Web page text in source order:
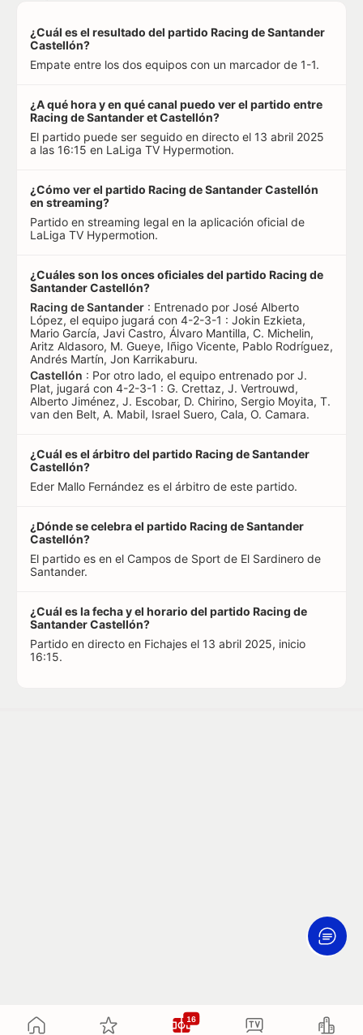
16
¿Cuál es el resultado del partido Racing de Santander
Castellón?
Empate entre los dos equipos con un marcador de 1-1.
¿A qué hora y en qué canal puedo ver el partido entre
Racing de Santander et Castellón?
El partido puede ser seguido en directo el 13 abril 2025
a las 16:15 en LaLiga TV Hypermotion.
¿Cómo ver el partido Racing de Santander Castellón
en streaming?
Partido en streaming legal en la aplicación oficial de
LaLiga TV Hypermotion.
¿Cuáles son los onces oficiales del partido Racing de
Santander Castellón?
Racing de Santander : Entrenado por José Alberto
López, el equipo jugará con 4-2-3-1 : Jokin Ezkieta,
Mario García, Javi Castro, Álvaro Mantilla, C. Michelin,
Aritz Aldasoro, M. Gueye, Iñigo Vicente, Pablo Rodríguez,
Andrés Martín, Jon Karrikaburu.
Castellón : Por otro lado, el equipo entrenado por J.
Plat, jugará con 4-2-3-1 : G. Crettaz, J. Vertrouwd,
Alberto Jiménez, J. Escobar, D. Chirino, Sergio Moyita, T.
van den Belt, A. Mabil, Israel Suero, Cala, O. Camara.
¿Cuál es el árbitro del partido Racing de Santander
Castellón?
Eder Mallo Fernández es el árbitro de este partido.
¿Dónde se celebra el partido Racing de Santander
Castellón?
El partido es en el Campos de Sport de El Sardinero de
Santander.
¿Cuál es la fecha y el horario del partido Racing de
Santander Castellón?
Partido en directo en Fichajes el 13 abril 2025, inicio
16:15.